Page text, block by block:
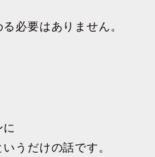
必要はありません。
うだけの話です。